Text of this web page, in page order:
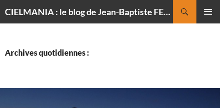
CIELMANIA : le blog de Jean-Baptiste FELDMANN, photographe du ciel
Archives quotidiennes :